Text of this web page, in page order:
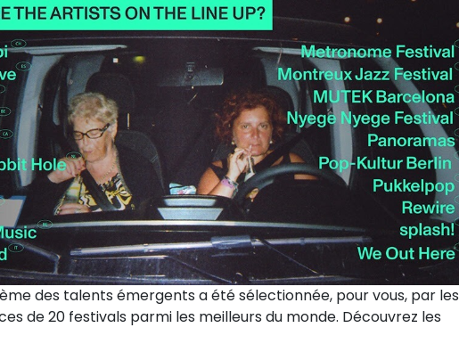
des talents émergents a été sélectionnée, pour vous, par les
de 20 festivals parmi les meilleurs du monde. Découvrez les